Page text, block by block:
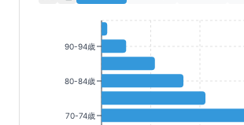
90-94歳
80-84歳
70-74歳